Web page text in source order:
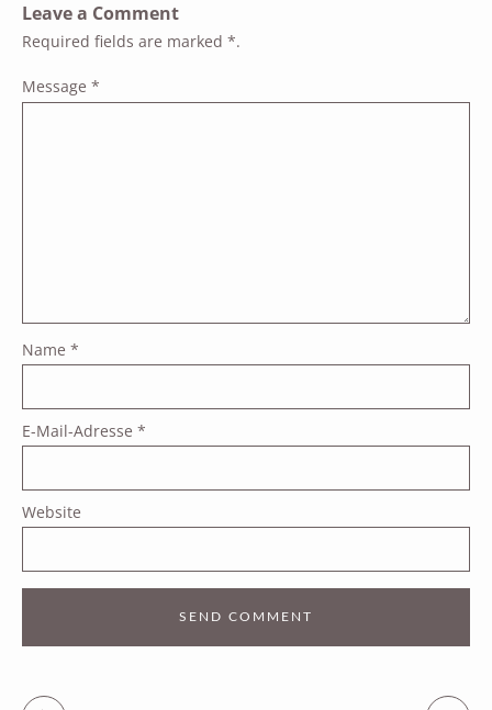
Leave a Comment
Required fields are marked *.
Message *
Name *
E-Mail-Adresse *
Website